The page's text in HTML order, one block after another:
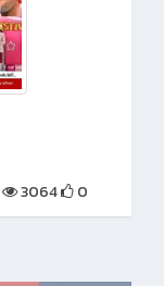
3064 0